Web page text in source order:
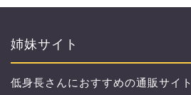
姉妹サイト
低身長さんにおすすめの通販サイト